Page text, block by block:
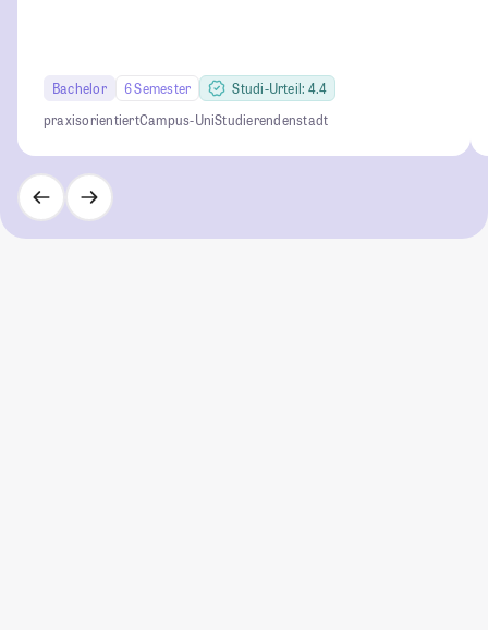
Bachelor 6 Semester
Studi-Urteil: 4.4
praxisorientiertCampus-UniStudierendenstadt